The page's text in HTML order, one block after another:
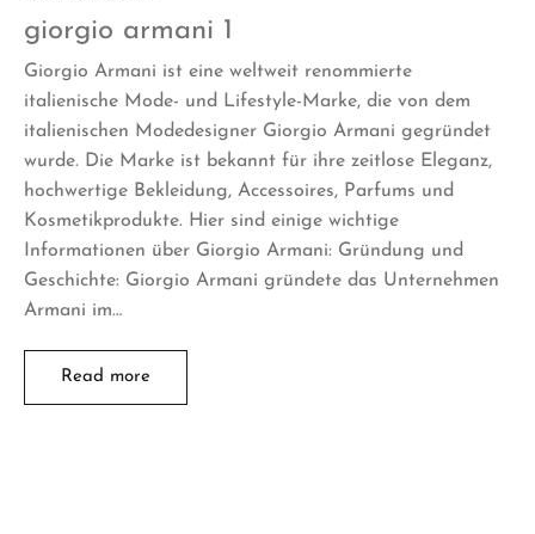
giorgio armani 1
Giorgio Armani ist eine weltweit renommierte
italienische Mode- und Lifestyle-Marke, die von dem
italienischen Modedesigner Giorgio Armani gegründet
wurde. Die Marke ist bekannt für ihre zeitlose Eleganz,
hochwertige Bekleidung, Accessoires, Parfums und
Kosmetikprodukte. Hier sind einige wichtige
Informationen über Giorgio Armani: Gründung und
Geschichte: Giorgio Armani gründete das Unternehmen
Armani im…
Read more